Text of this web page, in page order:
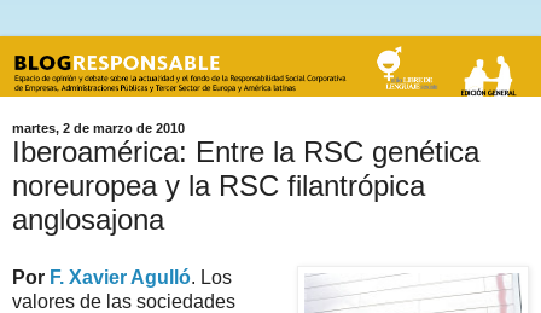
martes, 2 de marzo de 2010
Iberoamérica: Entre la RSC genética
noreuropea y la RSC filantrópica
anglosajona
Por F. Xavier Agulló. Los
valores de las sociedades